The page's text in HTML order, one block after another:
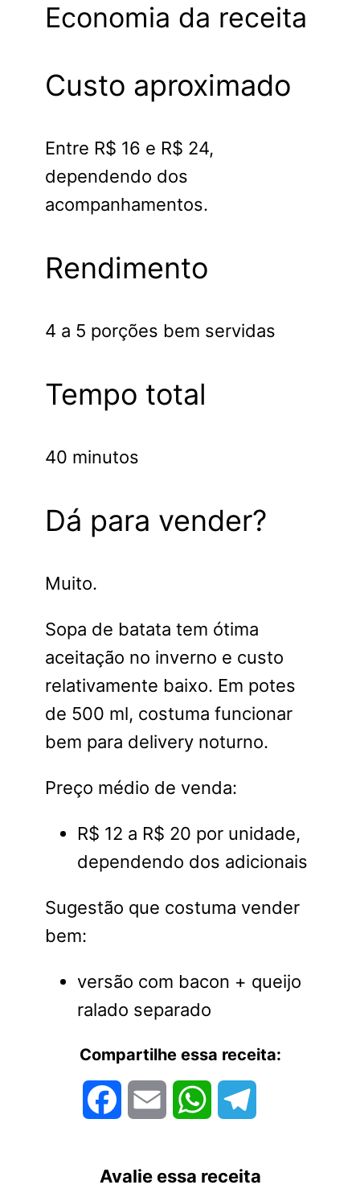
Economia da receita
Custo aproximado
Entre R$ 16 e R$ 24,
dependendo dos
acompanhamentos.
Rendimento
4 a 5 porções bem servidas
Tempo total
40 minutos
Dá para vender?
Muito.
Sopa de batata tem ótima
aceitação no inverno e custo
relativamente baixo. Em potes
de 500 ml, costuma funcionar
bem para delivery noturno.
Preço médio de venda:
R$ 12 a R$ 20 por unidade,
dependendo dos adicionais
Sugestão que costuma vender
bem:
versão com bacon + queijo
ralado separado
Compartilhe essa receita:
FacebookEmail WhatsApp
Avalie essa receita